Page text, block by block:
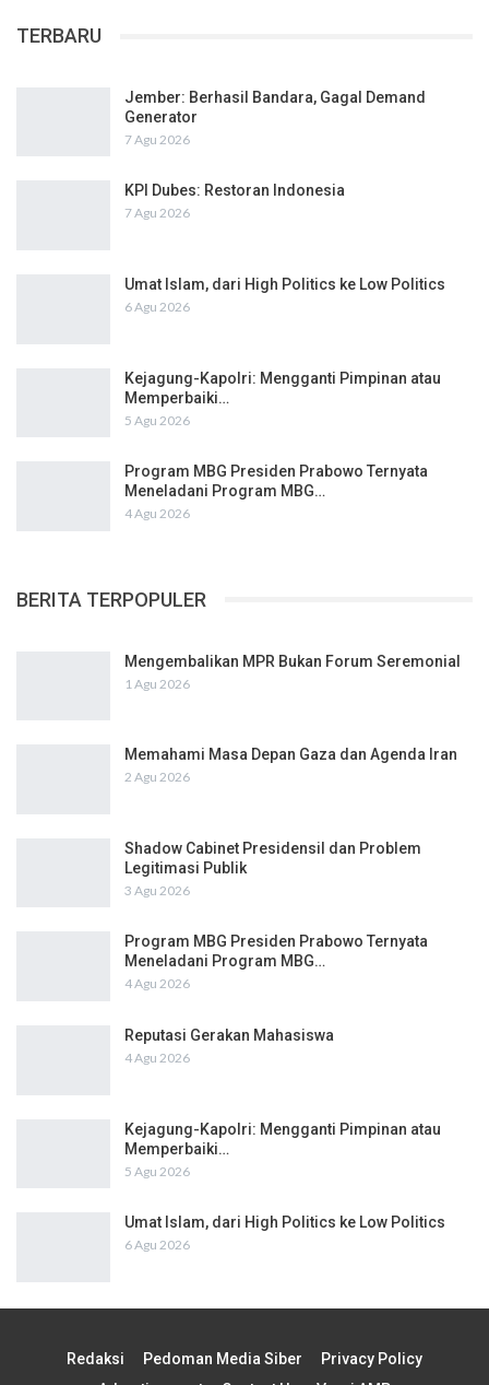
TERBARU
Jember: Berhasil Bandara, Gagal Demand
Generator
7 Agu 2026
KPI Dubes: Restoran Indonesia
7 Agu 2026
Umat Islam, dari High Politics ke Low Politics
6 Agu 2026
Kejagung-Kapolri: Mengganti Pimpinan atau
Memperbaiki…
5 Agu 2026
Program MBG Presiden Prabowo Ternyata
Meneladani Program MBG…
4 Agu 2026
BERITA TERPOPULER
Mengembalikan MPR Bukan Forum Seremonial
1 Agu 2026
Memahami Masa Depan Gaza dan Agenda Iran
2 Agu 2026
Shadow Cabinet Presidensil dan Problem
Legitimasi Publik
3 Agu 2026
Program MBG Presiden Prabowo Ternyata
Meneladani Program MBG…
4 Agu 2026
Reputasi Gerakan Mahasiswa
4 Agu 2026
Kejagung-Kapolri: Mengganti Pimpinan atau
Memperbaiki…
5 Agu 2026
Umat Islam, dari High Politics ke Low Politics
6 Agu 2026
Redaksi Pedoman Media Siber
Privacy Policy